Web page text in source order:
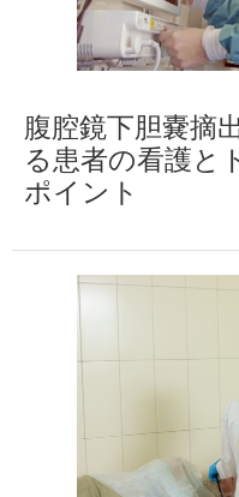
腹腔鏡下胆嚢摘
る患者の看護と
ポイント